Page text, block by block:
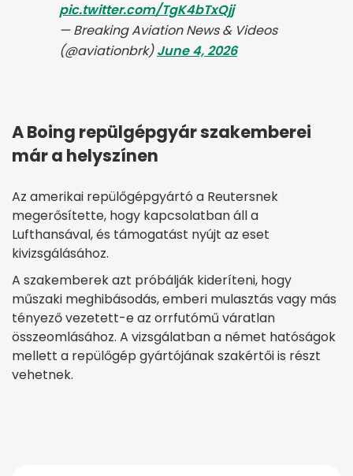
pic.twitter.com/TgK4bTxQjj
— Breaking Aviation News & Videos
(@aviationbrk)June 4, 2026
A Boing repülgépgyár szakemberei
már a helyszínen
Az amerikai repülőgépgyártó a Reutersnek
megerősítette, hogy kapcsolatban áll a
Lufthansával, és támogatást nyújt az eset
kivizsgálásához.
A szakemberek azt próbálják kideríteni, hogy
műszaki meghibásodás, emberi mulasztás vagy más
tényező vezetett-e az orrfutómű váratlan
összeomlásához. A vizsgálatban a német hatóságok
mellett a repülőgép gyártójának szakértői is részt
vehetnek.